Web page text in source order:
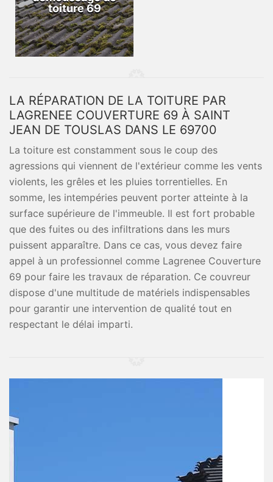
toiture 69
LA RÉPARATION DE LA TOITURE PAR
LAGRENEE COUVERTURE 69 À SAINT
JEAN DE TOUSLAS DANS LE 69700
La toiture est constamment sous le coup des
agressions qui viennent de l'extérieur comme les vents
violents, les grêles et les pluies torrentielles. En
somme, les intempéries peuvent porter atteinte à la
surface supérieure de l'immeuble. Il est fort probable
que des fuites ou des infiltrations dans les murs
puissent apparaître. Dans ce cas, vous devez faire
appel à un professionnel comme Lagrenee Couverture
69 pour faire les travaux de réparation. Ce couvreur
dispose d'une multitude de matériels indispensables
pour garantir une intervention de qualité tout en
respectant le délai imparti.